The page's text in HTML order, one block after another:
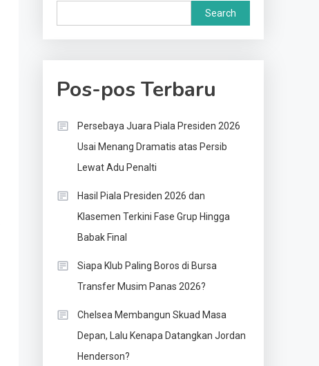
Search
Pos-pos Terbaru
Persebaya Juara Piala Presiden 2026
Usai Menang Dramatis atas Persib
Lewat Adu Penalti
Hasil Piala Presiden 2026 dan
Klasemen Terkini Fase Grup Hingga
Babak Final
Siapa Klub Paling Boros di Bursa
Transfer Musim Panas 2026?
Chelsea Membangun Skuad Masa
Depan, Lalu Kenapa Datangkan Jordan
Henderson?